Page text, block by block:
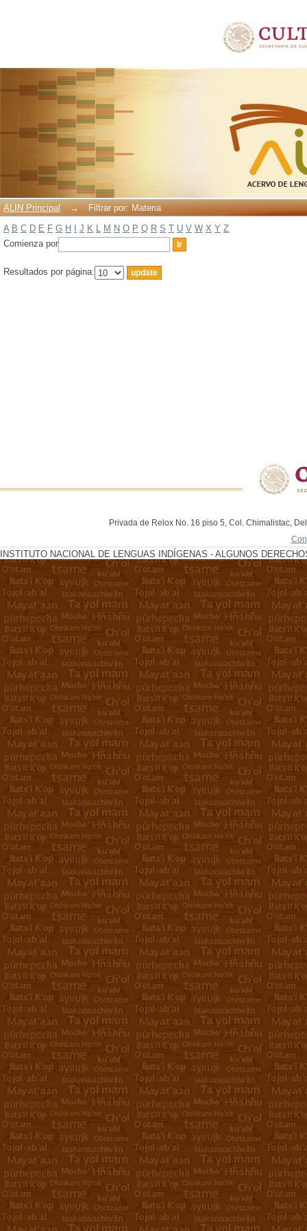
ALIN Principal →
Filtrar por: Materia
A B C D E F G H J K L M N O P Q R S T U V W X Y Z
Comienza por
Resultados por página:
Privada de Relox No. 16 piso 5, Col. Chimalistac,
INSTITUTO NACIONAL DE LENGUAS INDÍGENAS - ALGUNOS